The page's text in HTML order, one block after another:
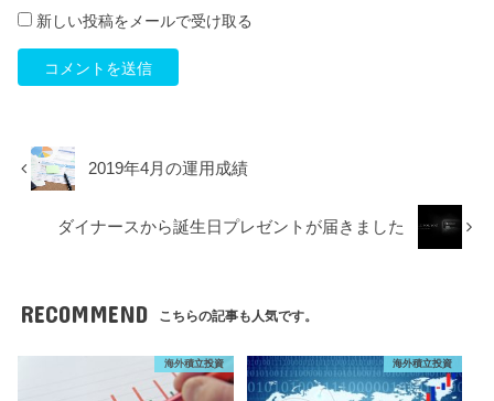
新しい投稿をメールで受け取る
2019年4月の運用成績
ダイナースから誕生日プレゼントが届きました
RECOMMEND こちらの記事も人気です。
海外積立投資 海外積立投資